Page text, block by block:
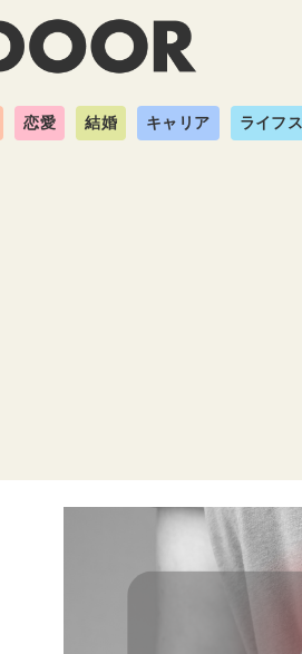
恋愛 結婚 キャリア ライフ